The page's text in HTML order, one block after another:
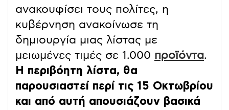
ανακουφίσει τους πολίτες, η
κυβέρνηση ανακοίνωσε τη
δημιουργία μιας λίστας με
μειωμένες τιμές σε 1.000 προϊόντα.
Η περιβόητη λίστα, θα
παρουσιαστεί περί τις 15 Οκτωβρίου
και από αυτή απουσιάζουν βασικά